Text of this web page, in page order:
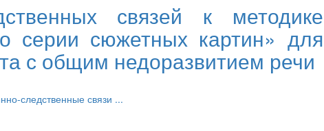
связей к методике
серии сюжетных картин» для
с общим недоразвитием речи
следственные связи ...